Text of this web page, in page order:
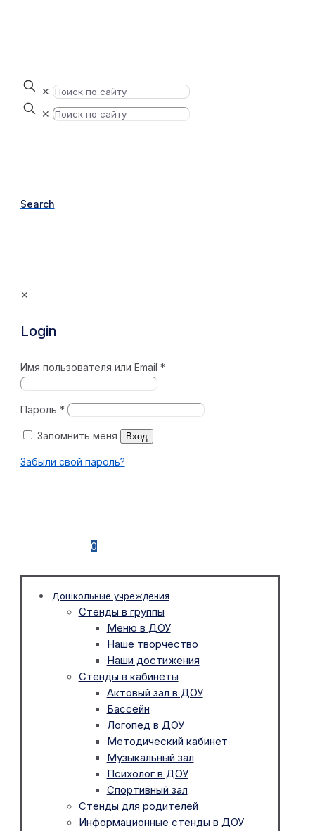
✕
✕
Search
✕
Login
Имя пользователя или Email *
Пароль *
Запомнить меня Вход
Забыли свой пароль?
0
Дошкольные учреждения
Стенды в группы
Меню в ДОУ
Наше творчество
Наши достижения
Стенды в кабинеты
Актовый зал в ДОУ
Бассейн
Логопед в ДОУ
Методический кабинет
Музыкальный зал
Психолог в ДОУ
Спортивный зал
Стенды для родителей
Информационные стенды в ДОУ